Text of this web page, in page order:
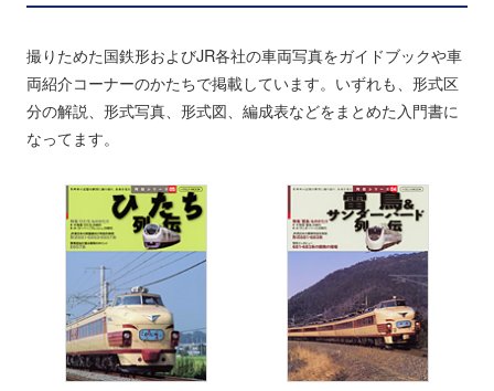
撮りためた国鉄形およびJR各社の車両写真をガイドブックや車
両紹介コーナーのかたちで掲載しています。いずれも、形式区
分の解説、形式写真、形式図、編成表などをまとめた入門書に
なってます。